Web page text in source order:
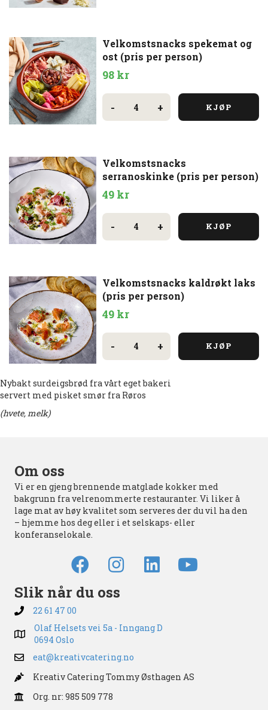
Velkomstsnacks spekemat og
ost (pris per person)
98 kr
-
Velkomstsnacks
spekemat
og
ost
+ KJØP
Velkomstsnacks
serranoskinke (pris per person)
49 kr
-
Velkomstsnacks
serranoskinke
(pris
per
+ KJØP
Velkomstsnacks kaldrøkt laks
(pris per person)
49 kr
-
Velkomstsnacks
kaldrøkt
laks
(pris
person)
antall
+ KJØP
Nybakt surdeigsbrød fra vårt eget bakeri
servert med pisket smør fra Røros
(hvete, melk)
Om oss
Vi er en gjeng brennende matglade kokker med
bakgrunn fra velrenommerte restauranter. Vi liker å
lage mat av høy kvalitet som serveres der du vil ha den
– hjemme hos deg eller i et selskaps- eller
konferanselokale.
Slik når du oss
22 61 47 00
Olaf Helsets vei 5a - Inngang D
0694 Oslo
eat@kreativcatering.no
Kreativ Catering Tommy Østhagen AS
Org. nr: 985 509 778